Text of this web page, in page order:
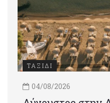
ΤΑΞΙΔΙ
04/08/2026